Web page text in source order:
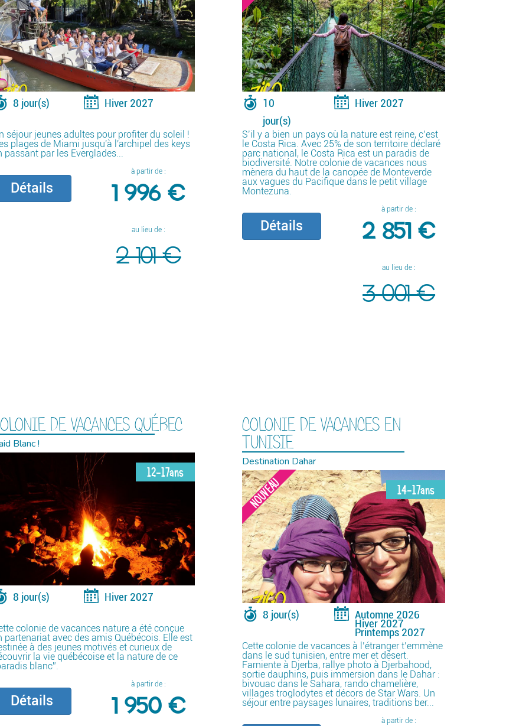
8 jour(s) Hiver 2027
séjour jeunes adultes pour profiter du soleil !
plages de Miami jusqu'à l'archipel des keys
passant par les Everglades...
Détails
à partir de :
1 996 €
au lieu de :
2 101 €
10
jour(s)
Hiver 2027
S’il y a bien un pays où la nature est reine, c’est
le Costa Rica. Avec 25% de son territoire déclaré
parc national, le Costa Rica est un paradis de
biodiversité. Notre colonie de vacances nous
mènera du haut de la canopée de Monteverde
aux vagues du Pacifique dans le petit village
Montezuna.
Détails
à partir de :
2 851 €
au lieu de :
3 001 €
DE VACANCES QUÉBEC
Blanc !
12-17ans
8 jour(s) Hiver 2027
colonie de vacances nature a été conçue
partenariat avec des amis Québécois. Elle est
à des jeunes motivés et curieux de
la vie québécoise et la nature de ce
blanc”.
Détails
à partir de :
1 950 €
COLONIE DE VACANCES EN
TUNISIE
Destination Dahar
NOUVEAU 14-17ans
8 jour(s) Automne 2026
Hiver 2027
Printemps 2027
Cette colonie de vacances à l’étranger t’emmène
dans le sud tunisien, entre mer et désert.
Farniente à Djerba, rallye photo à Djerbahood,
sortie dauphins, puis immersion dans le Dahar :
bivouac dans le Sahara, rando chamelière,
villages troglodytes et décors de Star Wars. Un
séjour entre paysages lunaires, traditions ber...
à partir de :